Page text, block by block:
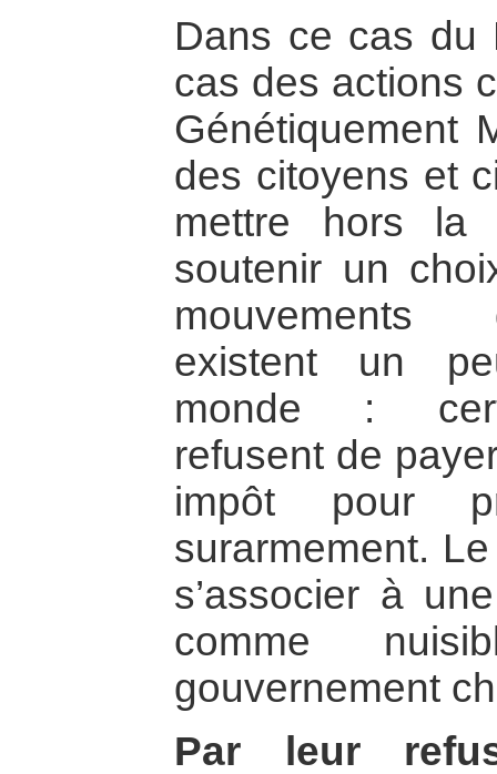
Dans ce cas du
cas des actions
Génétiquement
des citoyens et
mettre hors la
soutenir un
mouvements
existent un
monde :
refusent de
impôt pour
surarmement.
s’associer à
comme
gouvernement
Par leur